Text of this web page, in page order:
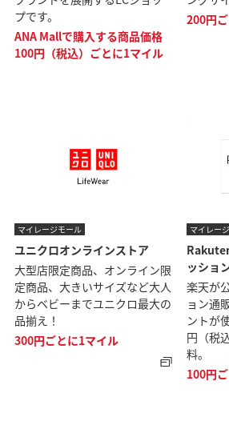
プです。
ANA Mallで購入する商品価格
100円（税込）ごとに1マイル
200円
マイレージモール
ユニクロオンラインストア
大型店限定商品、オンライン限
定商品、大きいサイズなど大人
からベビーまでユニクロ最大の
品揃え！
300円ごとに1マイル
マイレー
ッション
楽天が
ョン通
ントが
円（税
料。
100円